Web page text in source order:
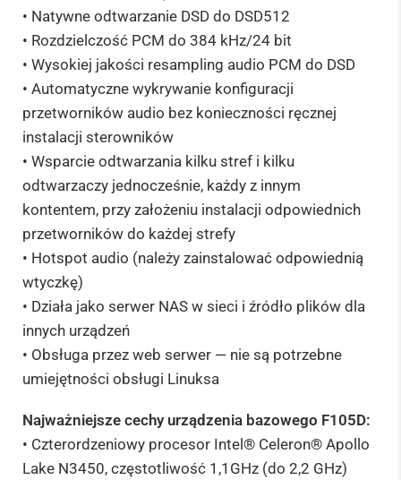
• Natywne odtwarzanie DSD do DSD512
• Rozdzielczość PCM do 384 kHz/24 bit
• Wysokiej jakości resampling audio PCM do DSD
• Automatyczne wykrywanie konfiguracji
przetworników audio bez konieczności ręcznej
instalacji sterowników
• Wsparcie odtwarzania kilku stref i kilku
odtwarzaczy jednocześnie, każdy z innym
kontentem, przy założeniu instalacji odpowiednich
przetworników do każdej strefy
• Hotspot audio (należy zainstalować odpowiednią
wtyczkę)
• Działa jako serwer NAS w sieci i źródło plików dla
innych urządzeń
• Obsługa przez web serwer — nie są potrzebne
umiejętności obsługi Linuksa
Najważniejsze cechy urządzenia bazowego F105D:
• Czterordzeniowy procesor Intel® Celeron® Apollo
Lake N3450, częstotliwość 1,1GHz (do 2,2 GHz)